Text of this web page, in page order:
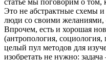
статье мы поговорим о том,
Это не абстрактные схемы
люди со своими
Впрочем, есть и хорошая
(антропология, социология,
целый пул методов для
изобретать не нужно: